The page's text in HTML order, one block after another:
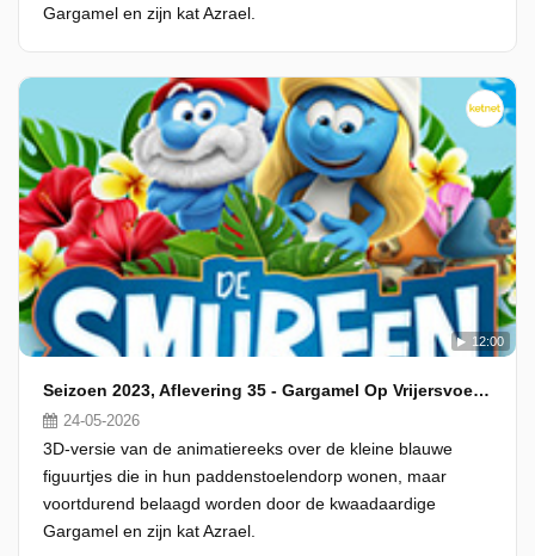
Gargamel en zijn kat Azrael.
12:00
Seizoen 2023, Aflevering 35 - Gargamel Op Vrijersvoeten
24-05-2026
3D-versie van de animatiereeks over de kleine blauwe
figuurtjes die in hun paddenstoelendorp wonen, maar
voortdurend belaagd worden door de kwaadaardige
Gargamel en zijn kat Azrael.